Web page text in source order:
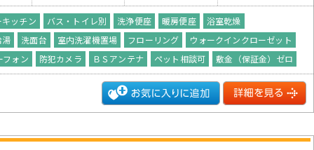
ッチン バス・トイレ別 洗浄便座 暖房便座
浴室乾燥
湯
洗面台 室内洗濯機置場 フローリング
ウォークインクローゼット
フォン
防犯カメラ ＢＳアンテナ ペット相談可 敷金（保証金）ゼロ